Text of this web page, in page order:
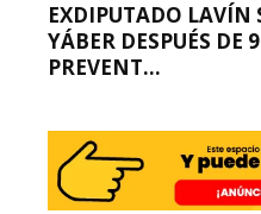
EXDIPUTADO LAVÍN
YÁBER DESPUÉS DE
PREVENT...